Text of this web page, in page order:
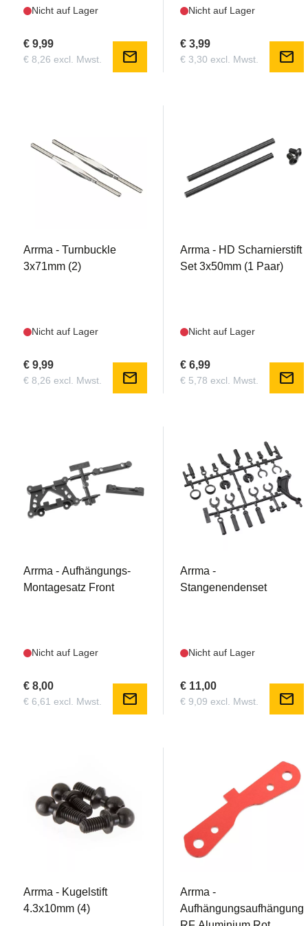
Nicht auf Lager
€ 9,99
€ 8,26 excl. Mwst. mail
Nicht auf Lager
€ 3,99
€ 3,30 excl. Mwst. mail
Arrma - Turnbuckle
3x71mm (2)
Nicht auf Lager
€ 9,99
€ 8,26 excl. Mwst. mail
Arrma - HD Scharnierstift
Set 3x50mm (1 Paar)
Nicht auf Lager
€ 6,99
€ 5,78 excl. Mwst. mail
Arrma - Aufhängungs-
Montagesatz Front
Nicht auf Lager
€ 8,00
€ 6,61 excl. Mwst. mail
AR330169
Arrma -
Stangenendenset
Nicht auf Lager
€ 11,00
€ 9,09 excl. Mwst. mail
Arrma - Kugelstift
4.3x10mm (4)
AR330186
Arrma -
Aufhängungsaufhängung